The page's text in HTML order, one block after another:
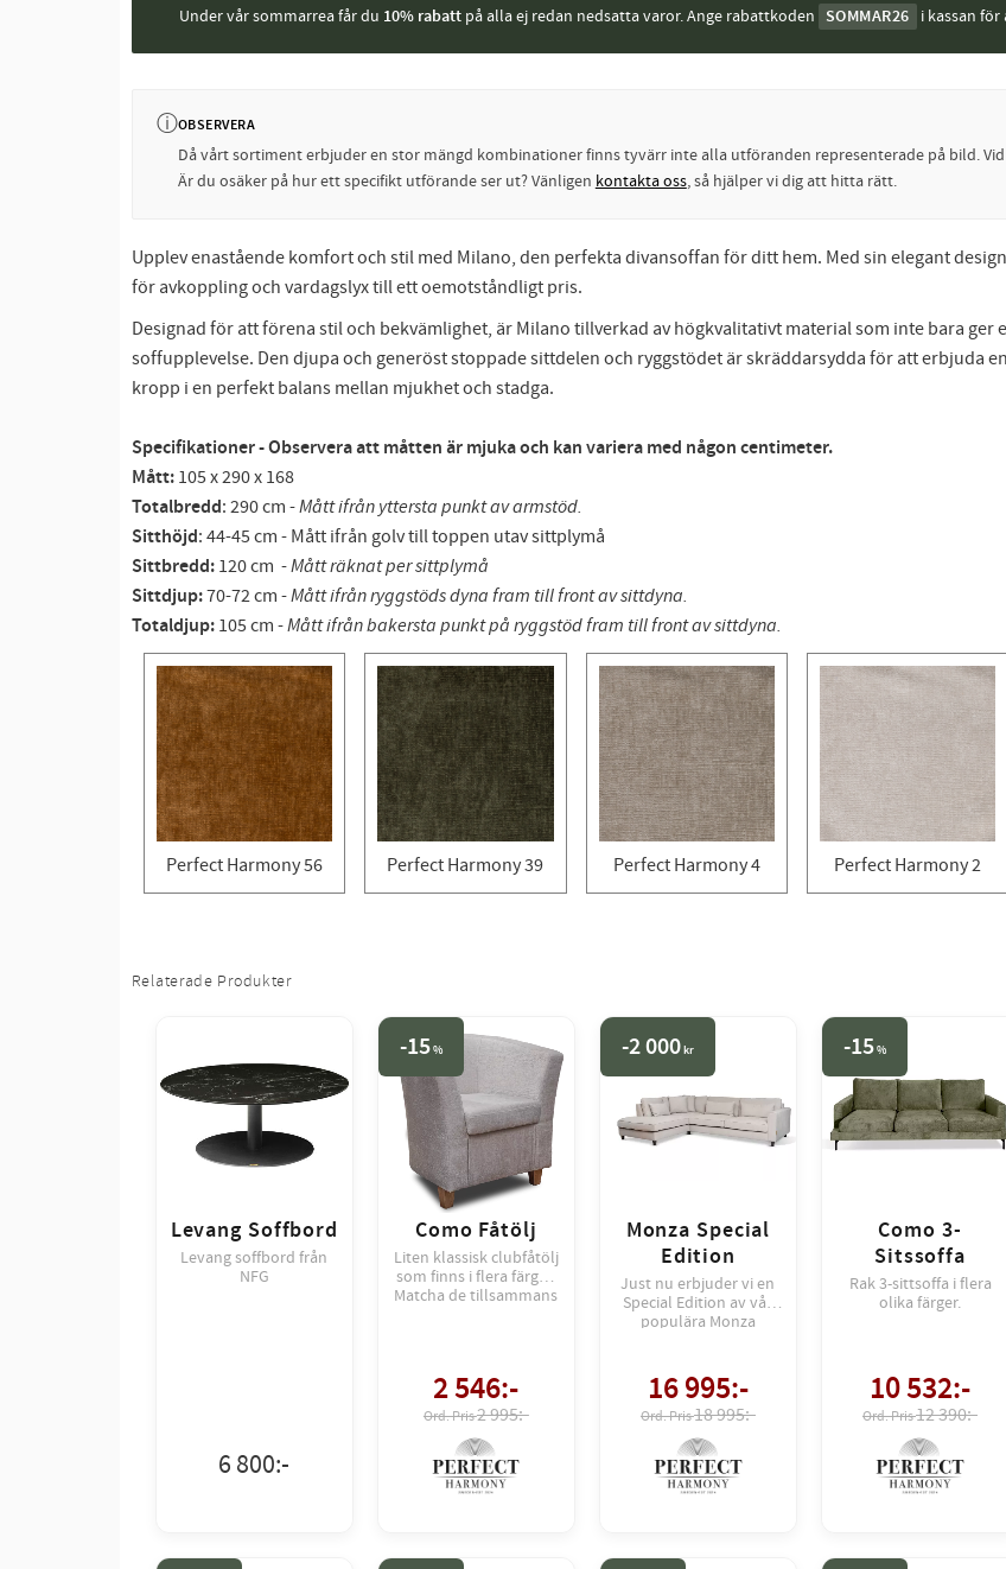
Under vår sommarrea får du 10% rabattpå alla ej redan nedsatta varor. Ange rabattkoden SOMMAR26 i kassan
ⓘOBSERVERA
Då vårt sortiment erbjuder en stor mängd kombinationer finns tyvärr inte alla utföranden representerade på bild.
Är du osäker på hur ett specifikt utförande ser ut? Vänligen kontakta oss, så hjälper vi dig att hitta rätt.
Upplev enastående komfort och stil med Milano, den perfekta divansoffan för ditt hem. Med sin elegant
för avkoppling och vardagslyx till ett oemotståndligt pris.
Designad för att förena stil och bekvämlighet, är Milano tillverkad av högkvalitativt material som inte bara
soffupplevelse. Den djupa och generöst stoppade sittdelen och ryggstödet är skräddarsydda för att erbjuda
kropp i en perfekt balans mellan mjukhet och stadga.
Specifikationer - Observera att måtten är mjuka och kan variera med någon centimeter.
Mått:105 x 290 x 168
Totalbredd: 290 cm -Mått ifrån yttersta punkt av armstöd.
Sitthöjd: 44-45 cm - Mått ifrån golv till toppen utav sittplymå
Sittbredd: 120 cm -Mått räknat per sittplymå
Sittdjup:70-72 cm -Mått ifrån ryggstöds dyna fram till front av sittdyna.
Totaldjup:105 cm -Mått ifrån bakersta punkt på ryggstöd fram till front av sittdyna.
Perfect Harmony 56 Perfect Harmony 39 Perfect Harmony 4 Perfect Harmony 2
Relaterade Produkter
Levang Soffbord
Levang soffbord från
NFG
6 800:-
Como Fåtölj
Liten klassisk clubfåtölj
som finns i flera färger.
Matcha de tillsammans
2 546:-
2 995:-
15%
Monza Special
Edition
Just nu erbjuder vi en
Special Edition av vår
populära Monza
öppet avslut och i det
mjuka, stilrena ty
16 995:-
18 995:-
2 000kr
Como 3-
Sitssoffa
Rak 3-sittsoffa i flera
olika färger.
10 532:-
12 390:-
15%